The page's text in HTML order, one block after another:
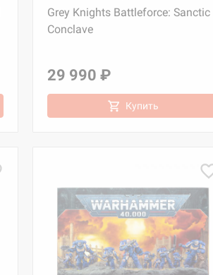
Grey Knights Battleforce: Sanctic
Conclave
29 990 ₽
Купить